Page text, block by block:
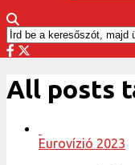
All posts
Eurovízió 2023